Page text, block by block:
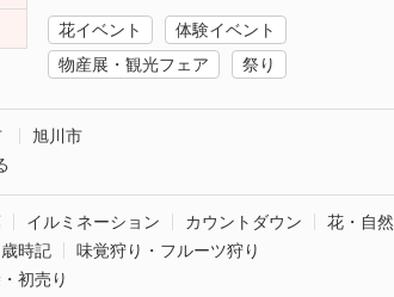
花イベント
体験イベント
物産展・観光フェア
祭り
旭川市
イルミネーション カウントダウン
花・自然
時記
味覚狩り・フルーツ狩り
初売り